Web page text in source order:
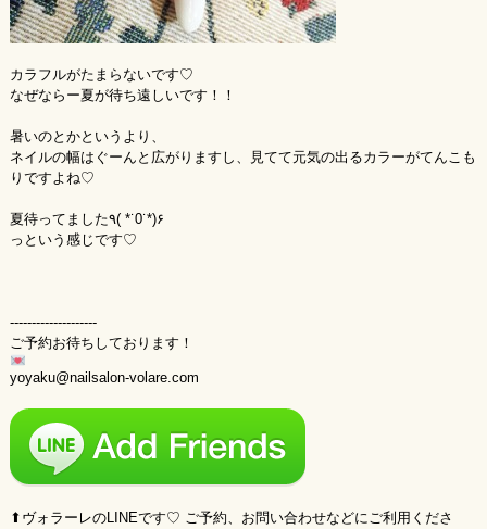
カラフルがたまらないです♡
なぜならー夏が待ち遠しいです！！
暑いのとかというより、
ネイルの幅はぐーんと広がりますし、見てて元気の出るカラーがてんこも
りですよね♡
夏待ってました٩( *˙0˙*)۶
っという感じです♡
--------------------
ご予約お待ちしております！
yoyaku@nailsalon-volare.com
⬆︎ヴォラーレのLINEです♡ ご予約、お問い合わせなどにご利用くださ